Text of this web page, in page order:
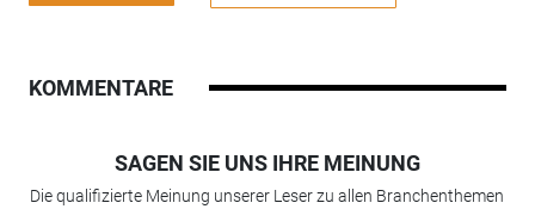
KOMMENTARE
SAGEN SIE UNS IHRE MEINUNG
Die qualifizierte Meinung unserer Leser zu allen Branchenthemen